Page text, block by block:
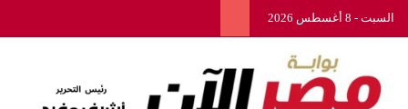
السبت - 8 أغسطس 2026